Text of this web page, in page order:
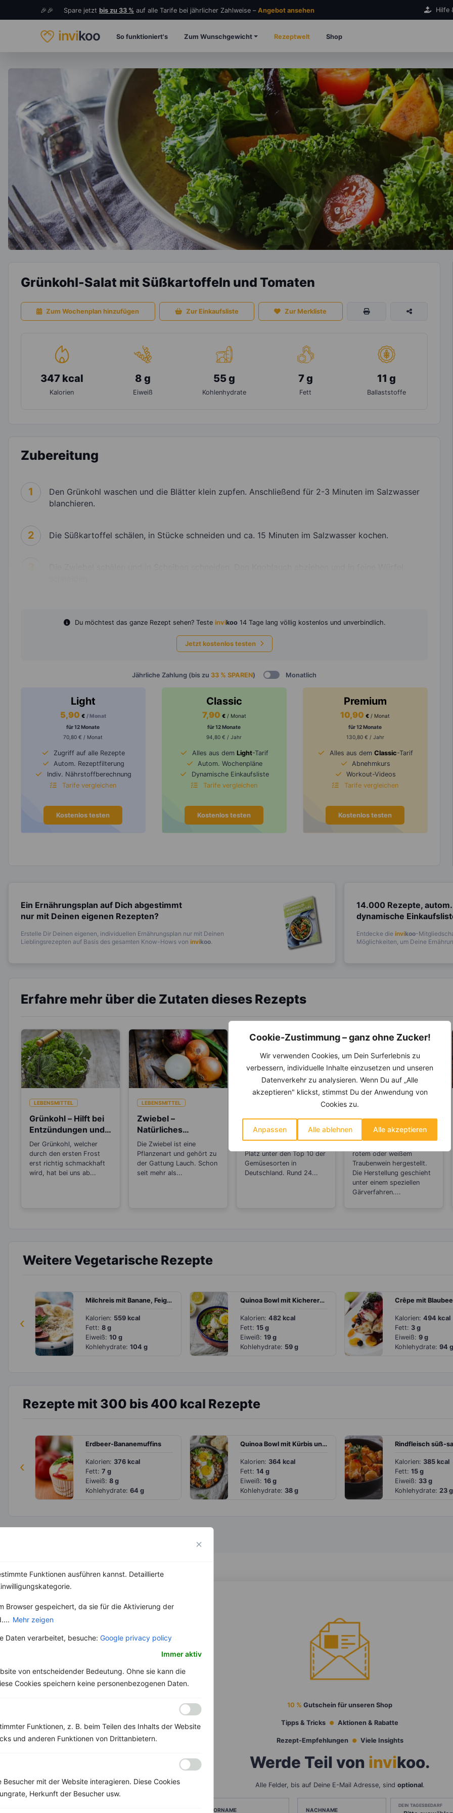
Cookie-Zustimmung – ganz ohne Zucker!
Wir verwenden Cookies, um Dein Surferlebnis zu
verbessern, individuelle Inhalte einzusetzen und unseren
Datenverkehr zu analysieren. Wenn Du auf „Alle
akzeptieren" klickst, stimmst Du der Anwendung von
Cookies zu.
Anpassen Alle ablehnen Alle akzeptieren
Funktionen ausführen kannst. Detaillierte
Browser gespeichert, da sie für die Aktivierung der
Mehr zeigen
Daten verarbeitet, besuche: Google privacy policy
Immer aktiv
von entscheidender Bedeutung. Ohne sie kann die
Cookies speichern keine personenbezogenen Daten.
Funktionen, z. B. beim Teilen des Inhalts der Website
und anderen Funktionen von Drittanbietern.
mit der Website interagieren. Diese Cookies
Herkunft der Besucher usw.
🎉🎉 Spare jetzt bis zu 33 % auf alle Tarife bei jährlicher Zahlweise – Angebot ansehen Hilfe
invikoo So funktioniert's Zum Wunschgewicht Rezeptwelt Shop
Grünkohl-Salat mit Süßkartoffeln und Tomaten
Zum Wochenplan hinzufügen Zur Einkaufsliste Zur Merkliste
347 kcal
Kalorien
8 g
Eiweiß
55 g
Kohlenhydrate
7 g
Fett
11 g
Ballaststoffe
Zubereitung
1
Den Grünkohl waschen und die Blätter klein zupfen. Anschließend für 2-3 Minuten im Salzwasser
blanchieren.
2 Die Süßkartoffel schälen, in Stücke schneiden und ca. 15 Minuten im Salzwasser kochen.
Du möchtest das ganze Rezept sehen? Teste invikoo 14 Tage lang völlig kostenlos und unverbindlich.
Jetzt kostenlos testen
Jährliche Zahlung (bis zu 33 % SPAREN) Monatlich
Light
5,90 € / Monat
für 12 Monate
70,80 € / Monat
Zugriff auf alle Rezepte
Autom. Rezeptfilterung
Indiv. Nährstoffberechnung
Tarife vergleichen
Kostenlos testen
Classic
7,90 € / Monat
für 12 Monate
94,80 € / Jahr
Alles aus dem Light-Tarif
Autom. Wochenpläne
Dynamische Einkaufsliste
Tarife vergleichen
Kostenlos testen
Premium
10,90€ / Monat
für 12 Monate
130,80 € / Jahr
Alles aus dem Classic-Tarif
Abnehmkurs
Workout-Videos
Tarife vergleichen
Kostenlos testen
Ein Ernährungsplan auf Dich abgestimmt
nur mit Deinen eigenen Rezepten?
Erstelle Dir Deinen eigenen, individuellen Ernährungsplan nur mit Deinen
Lieblingsrezepten auf Basis des gesamten Know-Hows von invikoo.
14.000 Rezepte,
dynamische
Entdecke die invikoo-
Möglichkeiten, um Deine
Erfahre mehr über die Zutaten dieses Rezepts
LEBENSMITTEL
Grünkohl – Hilft bei
Entzündungen und
schütz vor Krebs!
Der Grünkohl, welcher
durch den ersten Frost
erst richtig schmackhaft
wird, hat bei uns ab...
LEBENSMITTEL
Zwiebel –
Natürliches
Antibiotikum und
„Wunder“-Heilmittel
Die Zwiebel ist eine
Pflanzenart und gehört zu
der Gattung Lauch. Schon
seit mehr als...
Tomaten- Mehr des
Anti-Aging-Stoffs
Lycopin durchs
Einkochen?
Platz unter den Top 10 der
Gemüsesorten in
Deutschland. Rund 24...
Rot- und
Weißweinessig –
zuckerärmere
Alternativen zum
Balsamico
rotem oder weißem
Traubenwein hergestellt.
Die Herstellung geschieht
unter einem speziellen
Gärverfahren....
Weitere Vegetarische Rezepte
‹
Milchreis mit Banane, Feige und Chiasamen
Kalorien: 559 kcal
Fett: 8 g
Eiweiß: 10 g
Kohlehydrate: 104 g
Quinoa Bowl mit Kichererbsen, Radieschen und Ei
Kalorien: 482 kcal
Fett: 15 g
Eiweiß: 19 g
Kohlehydrate: 59 g
Kalorien: 494 kcal
Fett: 3 g
Eiweiß: 9 g
Kohlehydrate: 94 g
Rezepte mit 300 bis 400 kcal Rezepte
‹
Erdbeer-Bananemuffins
Kalorien: 376 kcal
Fett: 7 g
Eiweiß: 8 g
Kohlehydrate: 64 g
Quinoa Bowl mit Kürbis und Spiegelei
Kalorien: 364 kcal
Fett: 14 g
Eiweiß: 16 g
Kohlehydrate: 38 g
Kalorien: 385 kcal
Fett: 15 g
Eiweiß: 33 g
Kohlehydrate: 23 g
10 % Gutschein für unseren Shop
Tipps & Tricks Aktionen & Rabatte
Rezept-Empfehlungen Viele Insights
Werde Teil von invikoo.
Alle Felder, bis auf Deine E-Mail Adresse, sind optional.
VORNAME NACHNAME
DEIN TAGESBEDARF